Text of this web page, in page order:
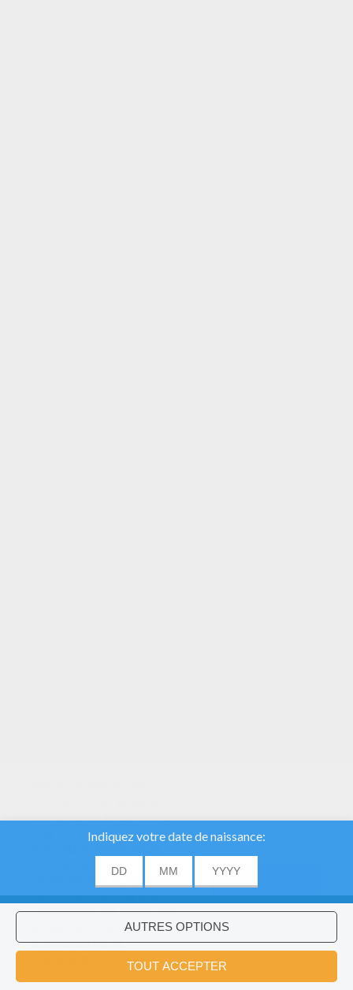
notre trafic et donner à
nos utilisateurs la
meilleure expérience
utilisateur. Nous
fournissons également
des informations sur
l'utilisation de notre site
à nos partenaires
publicitaires et
Voulez-vous installer l'application
Hellokids?
OK
×